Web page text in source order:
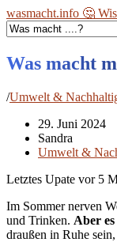
wasmacht.info 🤔
Was macht
/Umwelt &
29. Juni 2024
Sandra
Umwelt &
Letztes Upate vor 5
Im Sommer nerven
und Trinken. Aber
draußen in Ruhe